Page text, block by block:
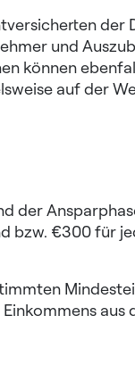
der
und
können
auf der
der
bzw. €300 für
aus